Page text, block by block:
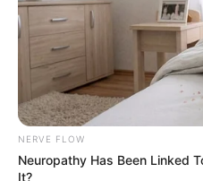
NERVE FLOW
Neuropathy Has Been Linked
It?